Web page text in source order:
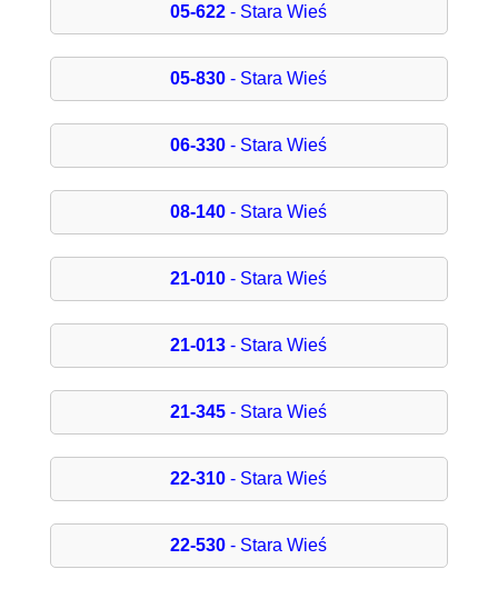
05-622 - Stara Wieś
05-830 - Stara Wieś
06-330 - Stara Wieś
08-140 - Stara Wieś
21-010 - Stara Wieś
21-013 - Stara Wieś
21-345 - Stara Wieś
22-310 - Stara Wieś
22-530 - Stara Wieś